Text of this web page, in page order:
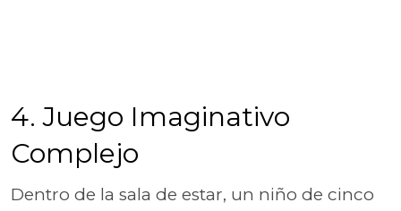
4. Juego Imaginativo
Complejo
Dentro de la sala de estar, un niño de cinco